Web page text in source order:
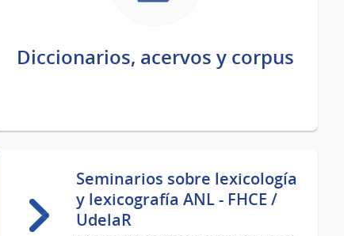
Diccionarios, acervos y corpus
Seminarios sobre lexicología
y lexicografía ANL - FHCE /
UdelaR